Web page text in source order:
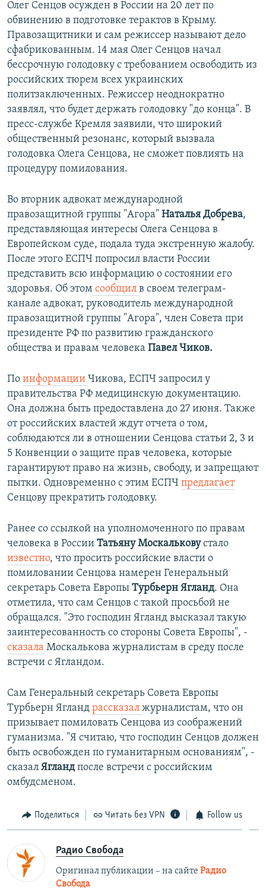
Олег Сенцов осужден в России на 20 лет по
обвинению в подготовке терактов в Крыму.
Правозащитники и сам режиссер называют дело
сфабрикованным. 14 мая Олег Сенцов начал
бессрочную голодовку с требованием освободить из
российских тюрем всех украинских
политзаключенных. Режиссер неоднократно
заявлял, что будет держать голодовку "до конца". В
пресс-службе Кремля заявили, что широкий
общественный резонанс, который вызвала
голодовка Олега Сенцова, не сможет повлиять на
процедуру помилования.
Во вторник адвокат международной
правозащитной группы "Агора" Наталья Добрева,
представляющая интересы Олега Сенцова в
Европейском суде, подала туда экстренную жалобу.
После этого ЕСПЧ попросил власти России
представить всю информацию о состоянии его
здоровья. Об этом сообщил в своем телеграм-
канале адвокат, руководитель международной
правозащитной группы "Агора", член Совета при
президенте РФ по развитию гражданского
общества и правам человека Павел Чиков.
По информации Чикова, ЕСПЧ запросил у
правительства РФ медицинскую документацию.
Она должна быть предоставлена до 27 июня. Также
от российских властей ждут отчета о том,
соблюдаются ли в отношении Сенцова статьи 2, 3 и
5 Конвенции о защите прав человека, которые
гарантируют право на жизнь, свободу, и запрещают
пытки. Одновременно с этим ЕСПЧ предлагает
Сенцову прекратить голодовку.
Ранее со ссылкой на уполномоченного по правам
человека в России Татьяну Москальковустало
известно, что просить российские власти о
помиловании Сенцова намерен Генеральный
секретарь Совета Европы Турбьерн Ягланд. Она
отметила, что сам Сенцов с такой просьбой не
обращался. "Это господин Ягланд высказал такую
заинтересованность со стороны Совета Европы", -
сказала Москалькова журналистам в среду после
встречи с Ягландом.
Сам Генеральный секретарь Совета Европы
Турбьерн Ягланд рассказал журналистам, что он
призывает помиловать Сенцова из соображений
гуманизма. "Я считаю, что господин Сенцов должен
быть освобожден по гуманитарным основаниям", -
сказал Ягландпосле встречи с российским
омбудсменом.
Поделиться Читать без VPN Follow us
Радио Свобода
Оригинал публикации – на сайте Радио
Свобода